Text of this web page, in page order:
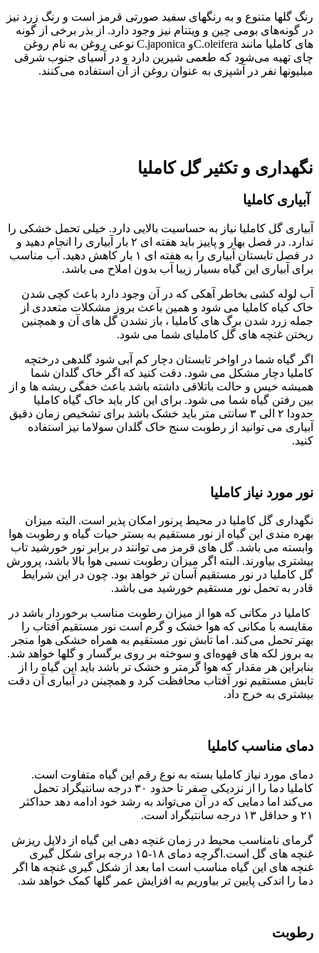
رنگ گلها متنوع و به رنگهای سفید صورتی قرمز است و رنگ زرد نیز
در گونه‌های بومی چین و ویتنام نیز وجود دارد. از بذر برخی از گونه
های کاملیا مانند C.oleiferaو C.japonica نوعی روغن به نام روغن
چای تهیه می‌شود که طعمی شیرین دارد و در آسیای جنوب شرقی
میلیونها نفر در آشپزی به عنوان روغن از آن استفاده می‌کنند.
نگهداری و تکثیر گل کاملیا
آبیاری کاملیا
آبیاری گل کاملیا نیاز به حساسیت بالایی دارد. خیلی تحمل خشکی را
ندارد. در فصل بهار و پاییز باید هفته ای ۲ بار آبیاری را انجام دهید و
در فصل تابستان آبیاری را به هفته ای ۱ بار کاهش دهید. آب مناسب
برای آبیاری این گیاه بسیار زیبا آب بدون املاح می باشد.
آب لوله کشی بخاطر آهکی که در آن وجود دارد باعث کچی شدن
خاک کیاه کاملیا می شود و همین باعث بروز مشکلات متعددی از
جمله زرد شدن برگ های کاملیا ، باز نشدن گل های آن و همچنین
ریختن غنچه های گل کاملیای شما می شود.
اگر گیاه شما در اواخر تابستان دچار کم آبی شود گلدهی درختچه
کاملیا دچار مشکل می شود. دقت کنید که اگر خاک گلدان شما
همیشه خیس و حالت باتلاقی داشته باشد باعث خفگی ریشه ها و از
بین رفتن گیاه شما می شود. برای این کار باید خاک گیاه کاملیا
حدودا ۲ الی ۳ سانتی متر باید خشک باشد برای تشخیص زمان دقیق
آبیاری می توانید از رطوبت سنج خاک گلدان سولاما نیز استفاده
کنید.
نور مورد نیاز کاملیا
نگهداری گل کاملیا در محیط پرنور امکان پذیر است. البته میزان
بهره مندی این گیاه از نور مستقیم به بستر حیات گیاه و رطوبت هوا
وابسته می باشد. گل های قرمز می توانند در برابر نور خورشید تاب
بیشتری بیاورند. البته اگر میزان رطوبت نسبی هوا بالا باشد، پرورش
گل کاملیا در نور مستقیم آسان تر خواهد بود. چون در این شرایط
قادر به تحمل نور مستقیم خورشید می باشد.
کاملیا در مکانی که هوا از میزان رطوبت مناسب برخوردار باشد در
مقایسه با مکانی که هوا خشک و گرم است نور مستقیم آفتاب را
بهتر تحمل می‌کند. اما تابش نور مستقیم به همراه خشکی هوا منجر
به بروز لکه های قهوه‌ای و سوخته بر روی برگسار و گلها خواهد شد.
بنابراین هر مقدار که هوا گرمتر و خشک تر باشد باید این گیاه را از
تابش مستقیم نور آفتاب محافظت کرد و همچینن در آبیاری آن دقت
بیشتری به خرج داد.
دمای مناسب کاملیا
دمای مورد نیاز کاملیا بسته به نوع رقم این گیاه متفاوت است.
کاملیا دما را از نزدیکی صفر تا حدود ۳۰ درجه سانتیگراد تحمل
می‌کند اما دمایی که در آن می‌تواند به رشد خود ادامه دهد حداکثر
۲۱ و حداقل ۱۳ درجه سانتیگراد است.
گرمای نامناسب محیط در زمان غنچه دهی این گیاه از دلایل ریزش
غنچه های گل است.اگرچه دمای ۱۸-۱۵ درجه برای شکل گیری
غنچه های این گیاه مناسب است اما بعد از شکل گیری غنچه ها اگر
دما را اندکی پایین تر بیاوریم به افزایش عمر گلها کمک خواهد شد.
رطوبت